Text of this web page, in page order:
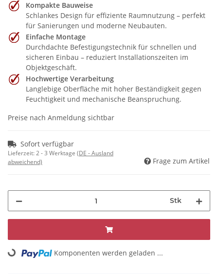
Kompakte Bauweise
Schlankes Design für effiziente Raumnutzung – perfekt
für Sanierungen und moderne Neubauten.
Einfache Montage
Durchdachte Befestigungstechnik für schnellen und
sicheren Einbau – reduziert Installationszeiten im
Objektgeschäft.
Hochwertige Verarbeitung
Langlebige Oberfläche mit hoher Beständigkeit gegen
Feuchtigkeit und mechanische Beanspruchung.
Preise nach Anmeldung sichtbar
Sofort verfügbar
Lieferzeit:2 - 3 Werktage (DE - Ausland
abweichend)
Frage zum Artikel
Stk
Loading... Komponenten werden geladen ...